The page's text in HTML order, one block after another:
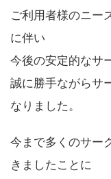
ご利用者様のニー
に伴い
今後の安定的なサ
誠に勝手ながらサ
なりました。
今まで多くのサー
きましたことに